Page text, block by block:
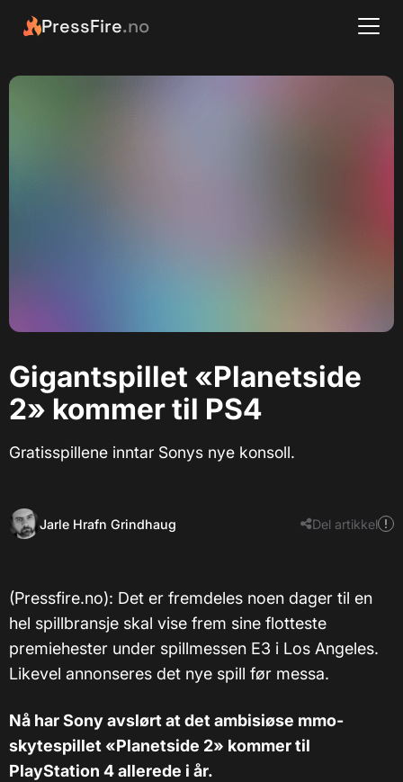
PressFire.no
Gigantspillet «Planetside
2» kommer til PS4
Gratisspillene inntar Sonys nye konsoll.
Jarle Hrafn Grindhaug Del artikkel
(Pressfire.no): Det er fremdeles noen dager til en
hel spillbransje skal vise frem sine flotteste
premiehester under spillmessen E3 i Los Angeles.
Likevel annonseres det nye spill før messa.
Nå har Sony avslørt at det ambisiøse mmo-
skytespillet «Planetside 2» kommer til
PlayStation 4 allerede i år.